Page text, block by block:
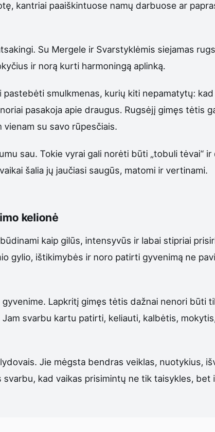
kantriai paaiškintuose namų darbuose ar
Su Mergele ir Svarstyklėmis siejamas
ir norą kurti harmoningą aplinką.
smulkmenas, kurių kiti nepamatytų:
pasakoja apie draugus. Rugsėjį gimęs tėtis
su savo rūpesčiais.
sau. Tokie vyrai gali norėti būti „tobuli tėvai“
šalia jų jaučiasi saugūs, matomi ir vertinami.
kelionė
kaip gilūs, intensyvūs ir labai stipriai
gylio, ištikimybės ir noro patirti gyvenimą ne
Lapkritį gimęs tėtis dažnai nenori būti
svarbu kartu patirti, keliauti, kalbėtis,
Jie mėgsta bendras veiklas, nuotykius,
kad vaikas prisimintų ne tik taisykles, bet